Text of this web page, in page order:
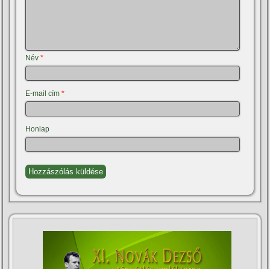
Név*
E-mail cím*
Honlap